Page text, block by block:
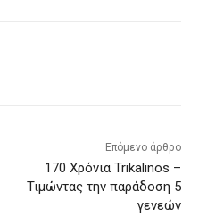
Επόμενο άρθρο
170 Χρόνια Trikalinos –
Τιμώντας την παράδοση 5
γενεών